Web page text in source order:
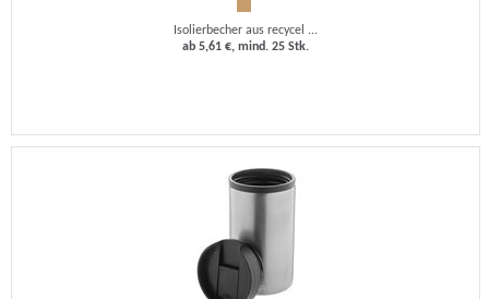
Isolierbecher aus recycel ...
ab 5,61 €, mind. 25 Stk.